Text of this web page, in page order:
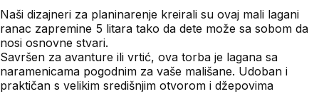
Naši dizajneri za planinarenje kreirali su ovaj mali lagani
ranac zapremine 5 litara tako da dete može sa sobom da
nosi osnovne stvari.
Savršen za avanture ili vrtić, ova torba je lagana sa
naramenicama pogodnim za vaše mališane. Udoban i
praktičan s velikim središnjim otvorom i džepovima